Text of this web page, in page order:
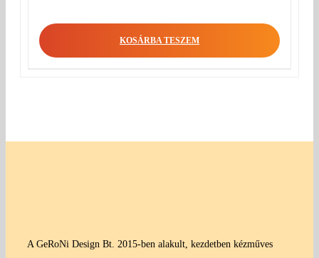
KOSÁRBA TESZEM
A GeRoNi Design Bt. 2015-ben alakult, kezdetben kézműves